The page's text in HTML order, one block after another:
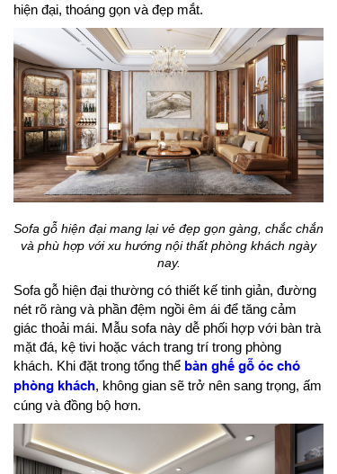
hiện đại, thoáng gọn và đẹp mắt.
Sofa gỗ hiện đại mang lại vẻ đẹp gọn gàng, chắc chắn
và phù hợp với xu hướng nội thất phòng khách ngày
nay.
Sofa gỗ hiện đại thường có thiết kế tinh giản, đường
nét rõ ràng và phần đệm ngồi êm ái để tăng cảm
giác thoải mái. Mẫu sofa này dễ phối hợp với bàn trà
mặt đá, kệ tivi hoặc vách trang trí trong phòng
khách. Khi đặt trong tổng thể bàn ghế gỗ óc chó
phòng khách, không gian sẽ trở nên sang trọng, ấm
cúng và đồng bộ hơn.